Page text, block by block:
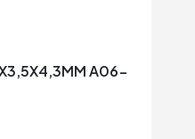
A06-